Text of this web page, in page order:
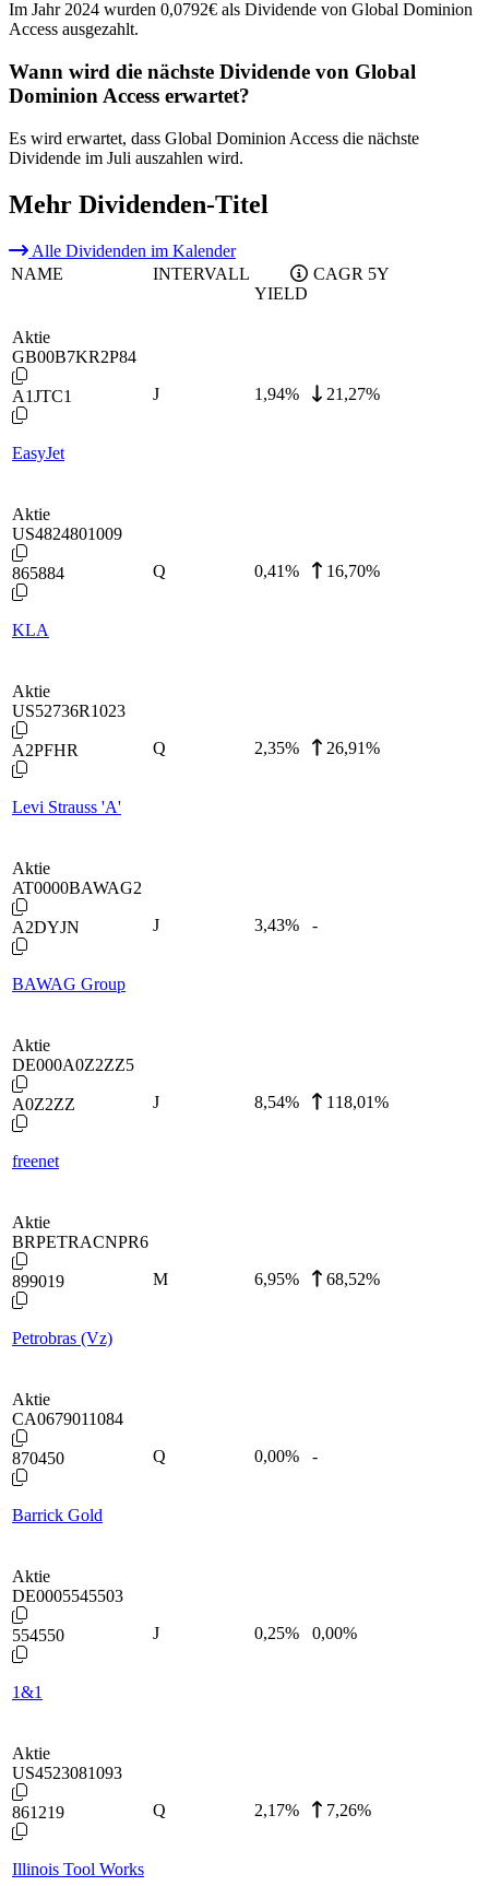
Im Jahr 2024 wurden 0,0792€ als Dividende von Global Dominion
Access ausgezahlt.
Wann wird die nächste Dividende von Global
Dominion Access erwartet?
Es wird erwartet, dass Global Dominion Access die nächste
Dividende im Juli auszahlen wird.
Mehr Dividenden-Titel
Alle Dividenden im Kalender
NAME
INTERVALL
YIELD
CAGR 5Y
Aktie
GB00B7KR2P84
A1JTC1
EasyJet
J 1,94% 21,27%
Aktie
US4824801009
865884
KLA
Q 0,41% 16,70%
Aktie
US52736R1023
A2PFHR
Levi Strauss 'A'
Q 2,35% 26,91%
Aktie
AT0000BAWAG2
A2DYJN
BAWAG Group
J 3,43% -
Aktie
DE000A0Z2ZZ5
A0Z2ZZ
freenet
J 8,54% 118,01%
Aktie
BRPETRACNPR6
899019
Petrobras (Vz)
M 6,95% 68,52%
Aktie
CA0679011084
870450
Barrick Gold
Q 0,00% -
Aktie
DE0005545503
554550
1&1
J 0,25% 0,00%
Aktie
US4523081093
861219
Illinois Tool Works
Q 2,17% 7,26%